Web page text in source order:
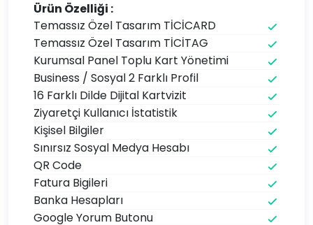
Ürün Özelliği :
Temassız Özel Tasarım TİCİCARD
Temassız Özel Tasarım TİCİTAG
Kurumsal Panel Toplu Kart Yönetimi
Business / Sosyal 2 Farklı Profil
16 Farklı Dilde Dijital Kartvizit
Ziyaretçi Kullanıcı İstatistik
Kişisel Bilgiler
Sınırsız Sosyal Medya Hesabı
QR Code
Fatura Bigileri
Banka Hesapları
Google Yorum Butonu